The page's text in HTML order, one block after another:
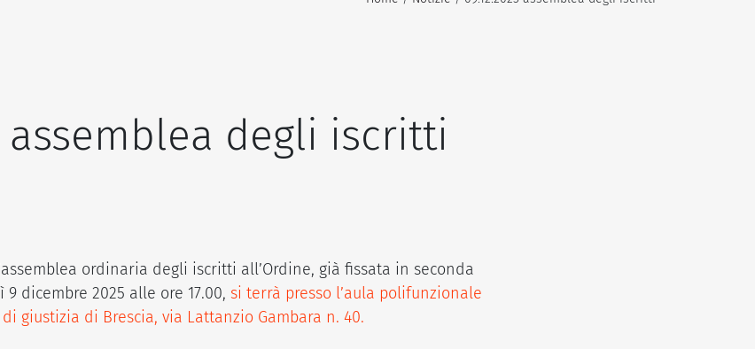
assemblea degli iscritti
ordinaria degli iscritti all’Ordine, già fissata in seconda
dicembre 2025 alle ore 17.00, si terrà presso l’aula polifunzionale
giustizia di Brescia, via Lattanzio Gambara n. 40.